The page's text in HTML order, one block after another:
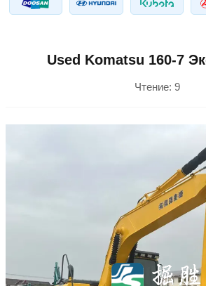
Used Komatsu 160-7
Чтение: 9